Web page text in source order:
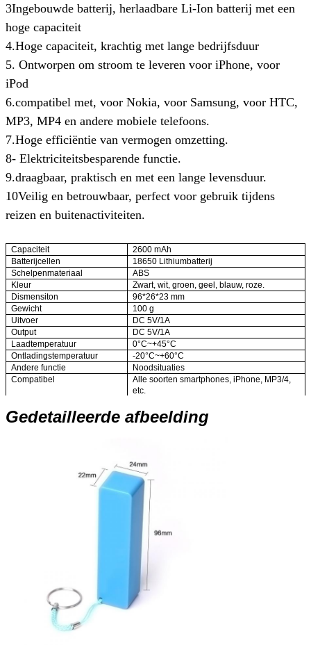
3Ingebouwde batterij, herlaadbare Li-Ion batterij met een
hoge capaciteit
4.Hoge capaciteit, krachtig met lange bedrijfsduur
5. Ontworpen om stroom te leveren voor iPhone, voor
iPod
6.compatibel met, voor Nokia, voor Samsung, voor HTC,
MP3, MP4 en andere mobiele telefoons.
7.Hoge efficiëntie van vermogen omzetting.
8- Elektriciteitsbesparende functie.
9.draagbaar, praktisch en met een lange levensduur.
10Veilig en betrouwbaar, perfect voor gebruik tijdens
reizen en buitenactiviteiten.
Capaciteit
2600 mAh
Batterijcellen
18650 Lithiumbatterij
Schelpenmateriaal
ABS
Kleur
Zwart, wit, groen, geel, blauw, roze.
Dismensiton
96*26*23 mm
Gewicht
100 g
Uitvoer
DC 5V/1A
Output
DC 5V/1A
Laadtemperatuur
0°C~+45°C
Ontladingstemperatuur
-20°C~+60°C
Andere functie
Noodsituaties
Compatibel
Alle soorten smartphones, iPhone, MP3/4,
etc.
Gedetailleerde afbeelding